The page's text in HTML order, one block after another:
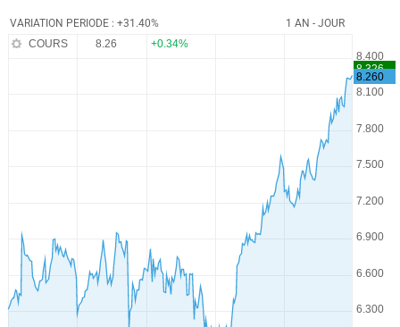
VARIATION PERIODE : +31.40% 1 AN - JOUR
COURS 8.26 +0.34%